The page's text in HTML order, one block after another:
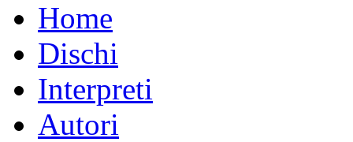
Home
Dischi
Interpreti
Autori